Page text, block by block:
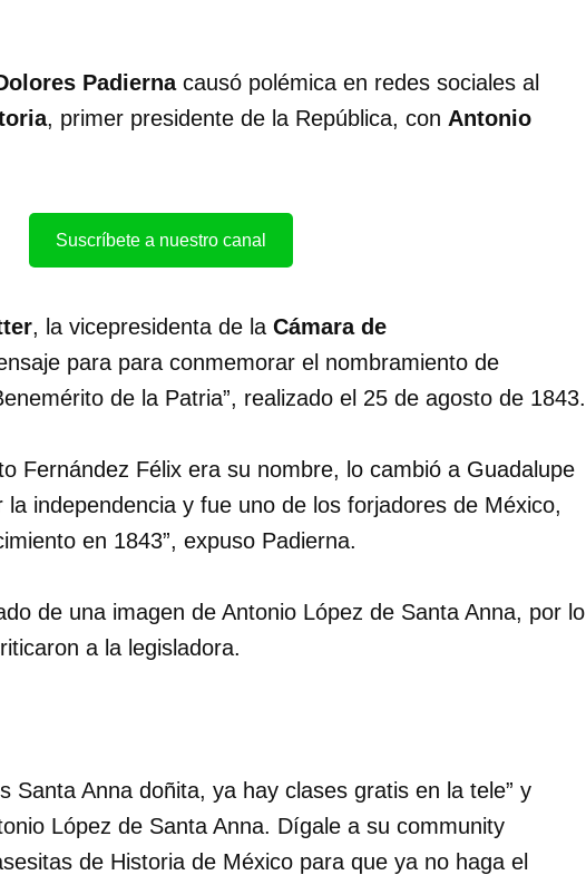
Padierna causó polémica en redes sociales al
, primer presidente de la República, con Antonio
Suscríbete a nuestro canal
, la vicepresidenta de la Cámara de
para para conmemorar el nombramiento de
de la Patria”, realizado el 25 de agosto de 1843.
Fernández Félix era su nombre, lo cambió a Guadalupe
independencia y fue uno de los forjadores de México,
en 1843”, expuso Padierna.
de una imagen de Antonio López de Santa Anna, por lo
a la legisladora.
Santa Anna doñita, ya hay clases gratis en la tele” y
López de Santa Anna. Dígale a su community
de Historia de México para que ya no haga el